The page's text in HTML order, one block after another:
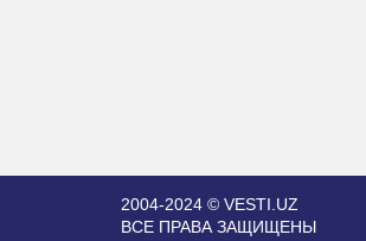
2004-2024 © VESTI.UZ
ВСЕ ПРАВА ЗАЩИЩЕНЫ